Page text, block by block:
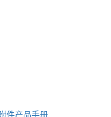
件产品手册